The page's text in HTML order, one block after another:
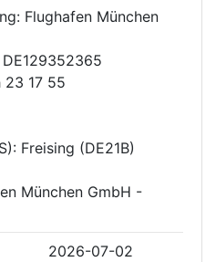
Flughafen München
23 17 55
Freising (DE21B)
München GmbH -
2026-07-02